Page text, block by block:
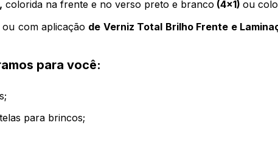
colorida na frente e no verso preto e branco (4x1) ou
com aplicação de Verniz Total Brilho Frente e
para você:
para brincos;